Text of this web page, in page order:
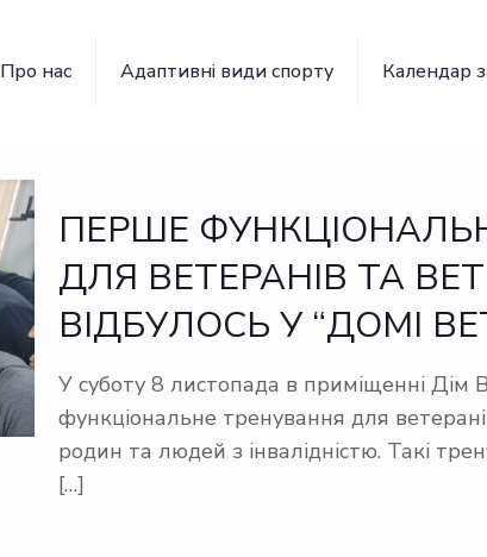
Про нас Адаптивні види спорту Календар
ПЕРШЕ
ДЛЯ ВЕТЕРАНІВ ТА
ВІДБУЛОСЬ У “ДОМІ
У суботу 8 листопада в приміщенні Дім
функціональне тренування для
родин та людей з інвалідністю. Такі
[…]